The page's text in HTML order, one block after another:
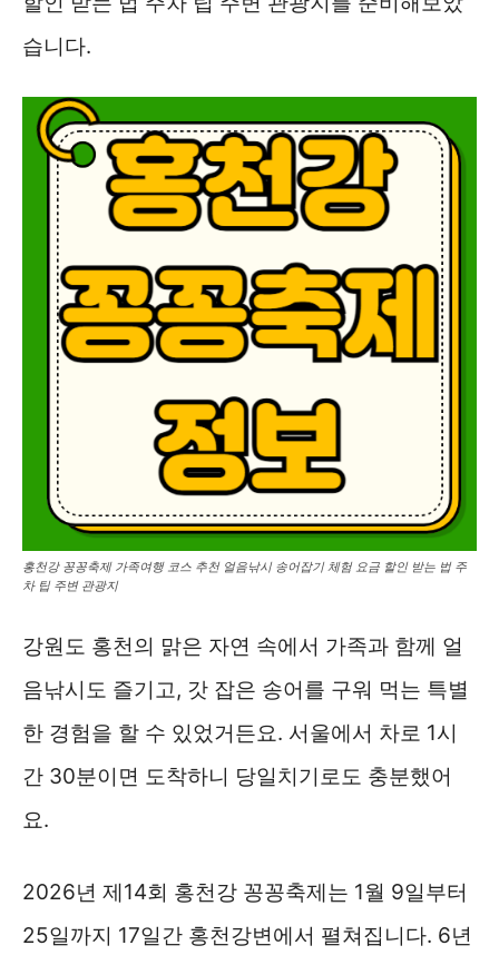
습니다.
홍천강 꽁꽁축제 가족여행 코스 추천 얼음낚시 송어잡기 체험 요금 할인 받는 법 주
차 팁 주변 관광지
강원도 홍천의 맑은 자연 속에서 가족과 함께 얼
음낚시도 즐기고, 갓 잡은 송어를 구워 먹는 특별
한 경험을 할 수 있었거든요. 서울에서 차로 1시
간 30분이면 도착하니 당일치기로도 충분했어
요.
2026년 제14회 홍천강 꽁꽁축제는 1월 9일부터
25일까지 17일간 홍천강변에서 펼쳐집니다. 6년